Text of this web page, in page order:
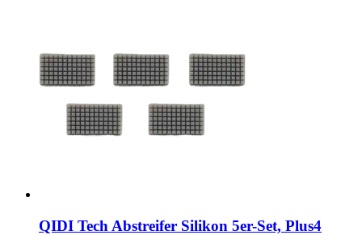
QIDI Tech Abstreifer Silikon 5er-​Set, Plus4